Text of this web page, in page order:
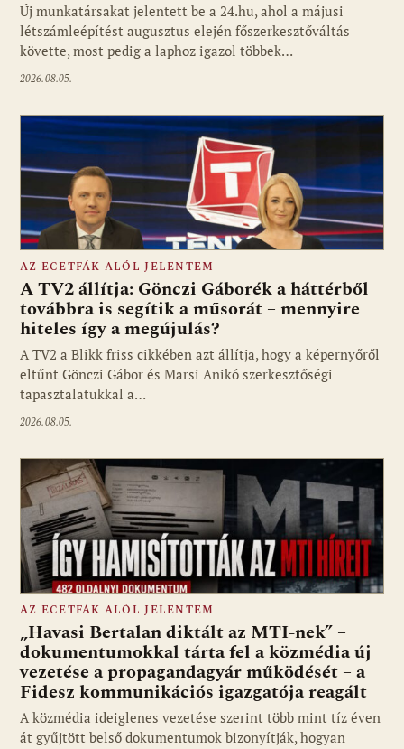
Fotó: media1.hu
Új munkatársakat jelentett be a 24.hu, ahol a májusi
létszámleépítést augusztus elején főszerkesztőváltás
követte, most pedig a laphoz igazol többek…
2026.08.05.
Fotó: media1.hu
AZ ECETFÁK ALÓL JELENTEM
A TV2 állítja: Gönczi Gáborék a háttérből
továbbra is segítik a műsorát – mennyire
hiteles így a megújulás?
A TV2 a Blikk friss cikkében azt állítja, hogy a képernyőről
eltűnt Gönczi Gábor és Marsi Anikó szerkesztőségi
tapasztalatukkal a…
2026.08.05.
Fotó: media1.hu
AZ ECETFÁK ALÓL JELENTEM
„Havasi Bertalan diktált az MTI-nek” –
dokumentumokkal tárta fel a közmédia új
vezetése a propagandagyár működését – a
Fidesz kommunikációs igazgatója reagált
A közmédia ideiglenes vezetése szerint több mint tíz éven
át gyűjtött belső dokumentumok bizonyítják, hogyan